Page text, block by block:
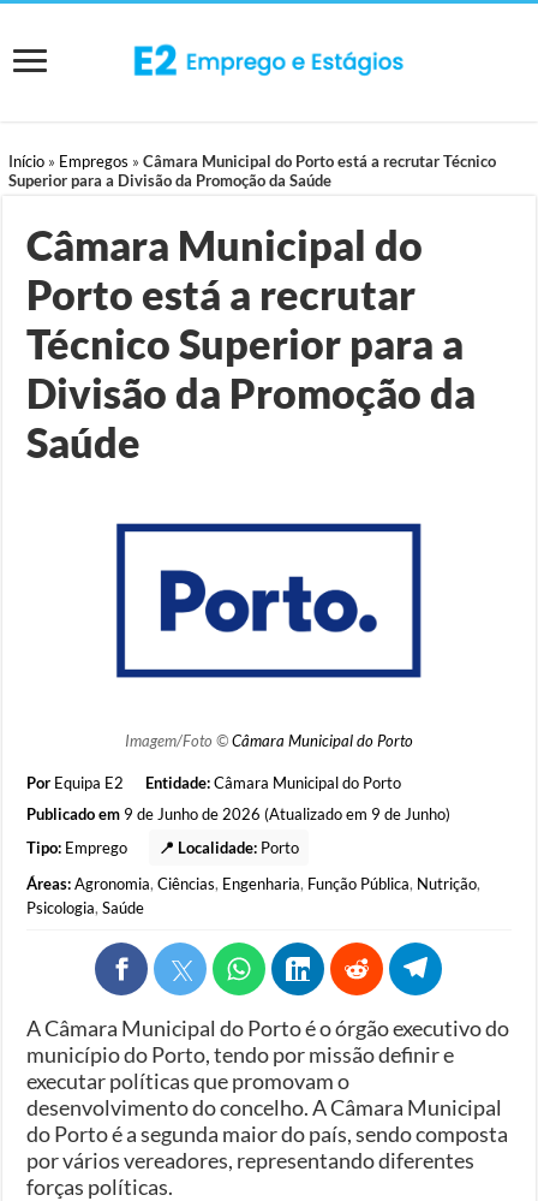
Início » Empregos »Câmara Municipal do Porto está a recrutar Técnico
Superior para a Divisão da Promoção da Saúde
Câmara Municipal do
Porto está a recrutar
Técnico Superior para a
Divisão da Promoção da
Saúde
Imagem/Foto ©Câmara Municipal do Porto
Por Equipa E2 Entidade:Câmara Municipal do Porto
Publicado em 9 de Junho de 2026 (Atualizado em 9 de Junho)
Tipo: Emprego 📍 Localidade: Porto
Áreas: Agronomia,Ciências, Engenharia, Função Pública, Nutrição,
Psicologia,Saúde
A Câmara Municipal do Porto é o órgão executivo do
município do Porto, tendo por missão definir e
executar políticas que promovam o
desenvolvimento do concelho. A Câmara Municipal
do Porto é a segunda maior do país, sendo composta
por vários vereadores, representando diferentes
forças políticas.